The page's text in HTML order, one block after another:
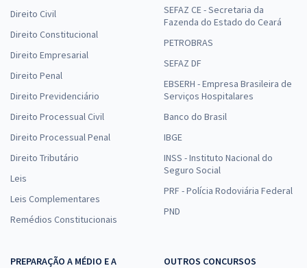
Direito Civil
Direito Constitucional
Direito Empresarial
Direito Penal
Direito Previdenciário
Direito Processual Civil
Direito Processual Penal
Direito Tributário
Leis
Leis Complementares
Remédios Constitucionais
SEFAZ CE - Secretaria da
Fazenda do Estado do Ceará
PETROBRAS
SEFAZ DF
EBSERH - Empresa Brasileira de
Serviços Hospitalares
Banco do Brasil
IBGE
INSS - Instituto Nacional do
Seguro Social
PRF - Polícia Rodoviária Federal
PND
PREPARAÇÃO A MÉDIO E A
OUTROS CONCURSOS